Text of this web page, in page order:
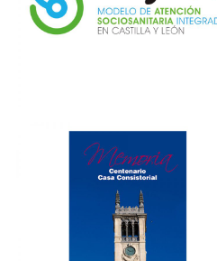
SUIKA. EXOTIC LIFE
IDENTIDAD CORPORATIVA
→